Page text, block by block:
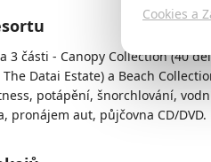
3 části - Canopy Collection (40
Datai Estate) a Beach
potápění, šnorchlování,
pronájem aut, půjčovna CD/
Cookies a